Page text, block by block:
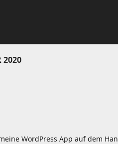
2020
WordPress App auf dem